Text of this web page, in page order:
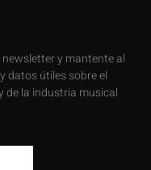
y mantente al
datos útiles sobre el
de la industria musical